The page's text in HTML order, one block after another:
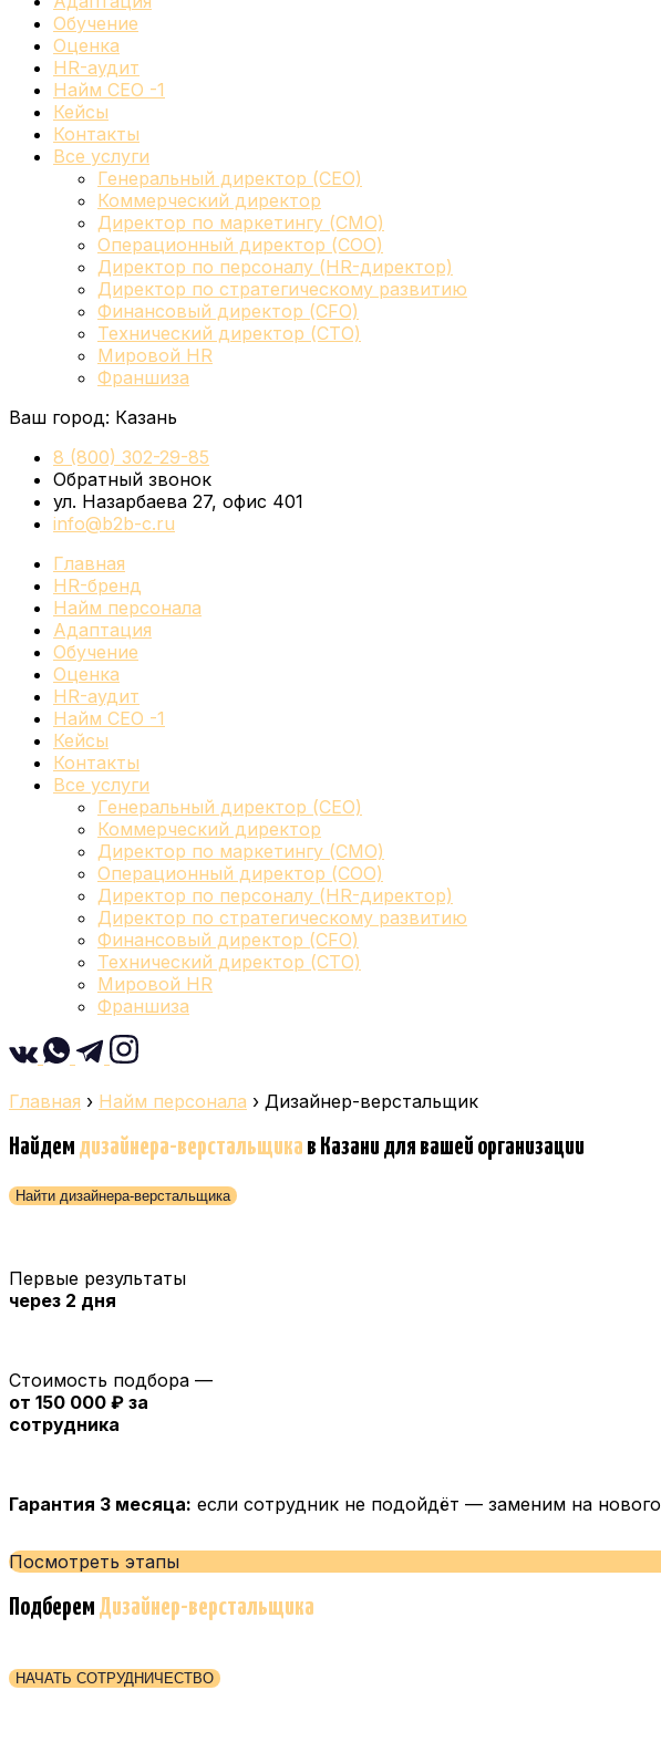
Обучение
Оценка
HR-аудит
Найм СЕО -1
Кейсы
Контакты
Все услуги
Генеральный директор (CEO)
Коммерческий директор
Директор по маркетингу (CMO)
Операционный директор (COO)
Директор по персоналу (HR-директор)
Директор по стратегическому развитию
Финансовый директор (CFO)
Технический директор (CTO)
Мировой HR
Франшиза
Ваш город: Казань
8 (800) 302-29-85
Обратный звонок
ул. Назарбаева 27, офис 401
info@b2b-c.ru
Главная
HR-бренд
Найм персонала
Адаптация
Обучение
Оценка
HR-аудит
Найм СЕО -1
Кейсы
Контакты
Все услуги
Генеральный директор (CEO)
Коммерческий директор
Директор по маркетингу (CMO)
Операционный директор (COO)
Директор по персоналу (HR-директор)
Директор по стратегическому развитию
Финансовый директор (CFO)
Технический директор (CTO)
Мировой HR
Франшиза
Главная › Найм персонала › Дизайнер-верстальщик
Найдем дизайнера-верстальщика в Казани для вашей организации
Найти дизайнера-верстальщика
Первые результаты
через 2 дня
Стоимость подбора —
от 150 000 ₽ за
сотрудника
Гарантия 3 месяца: если сотрудник не подойдёт — заменим на нового
Посмотреть этапы
Подберем Дизайнер-верстальщика
НАЧАТЬ СОТРУДНИЧЕСТВО